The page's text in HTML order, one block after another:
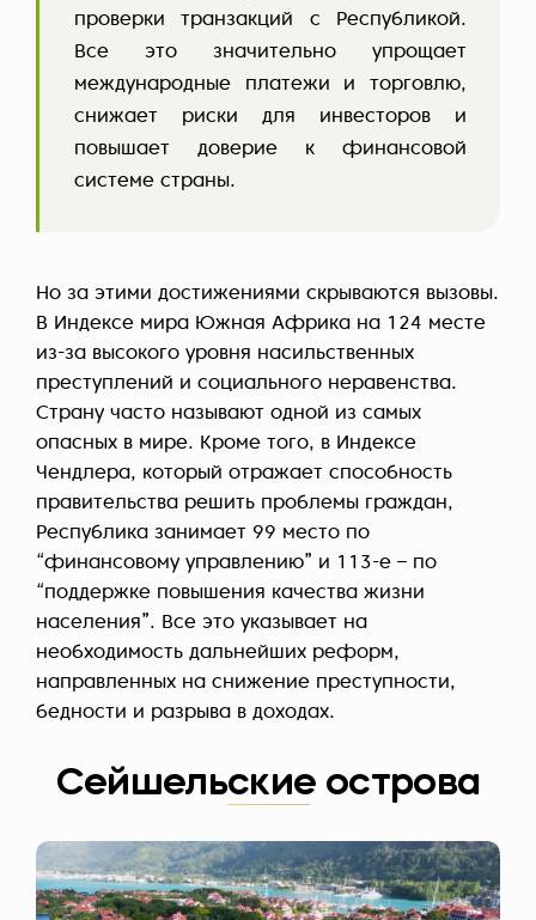
проверки транзакций с Республикой.
Все это значительно упрощает
международные платежи и торговлю,
снижает риски для инвесторов и
повышает доверие к финансовой
системе страны.
Но за этими достижениями скрываются вызовы.
В Индексе мира Южная Африка на 124 месте
из-за высокого уровня насильственных
преступлений и социального неравенства.
Страну часто называют одной из самых
опасных в мире. Кроме того, в Индексе
Чендлера, который отражает способность
правительства решить проблемы граждан,
Республика занимает 99 место по
“финансовому управлению” и 113-е – по
“поддержке повышения качества жизни
населения”. Все это указывает на
необходимость дальнейших реформ,
направленных на снижение преступности,
бедности и разрыва в доходах.
Сейшельские острова